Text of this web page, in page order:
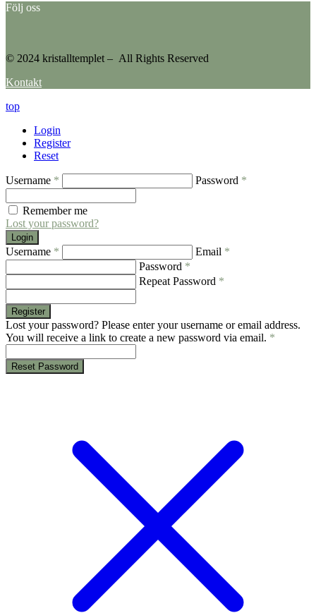
Följ oss
© 2024 kristalltemplet – All Rights Reserved
Kontakt
top
Login
Register
Reset
Username * Password *
Remember me
Lost your password?
Login
Username * Email *
Password *
Repeat Password *
Register
Lost your password? Please enter your username or email address.
You will receive a link to create a new password via email. *
Reset Password